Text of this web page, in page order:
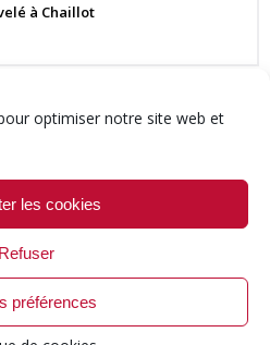
optimiser notre site web et
les cookies
Refuser
préférences
à Chaillot
Tous droits réservés.